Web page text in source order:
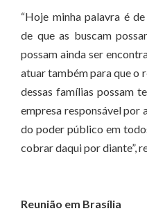
“Hoje minha palavra é
de que as buscam
possam ainda ser
atuar também para que o
dessas famílias possam
empresa responsável por
do poder público em
cobrar daqui por diante”,
Reunião em Brasília